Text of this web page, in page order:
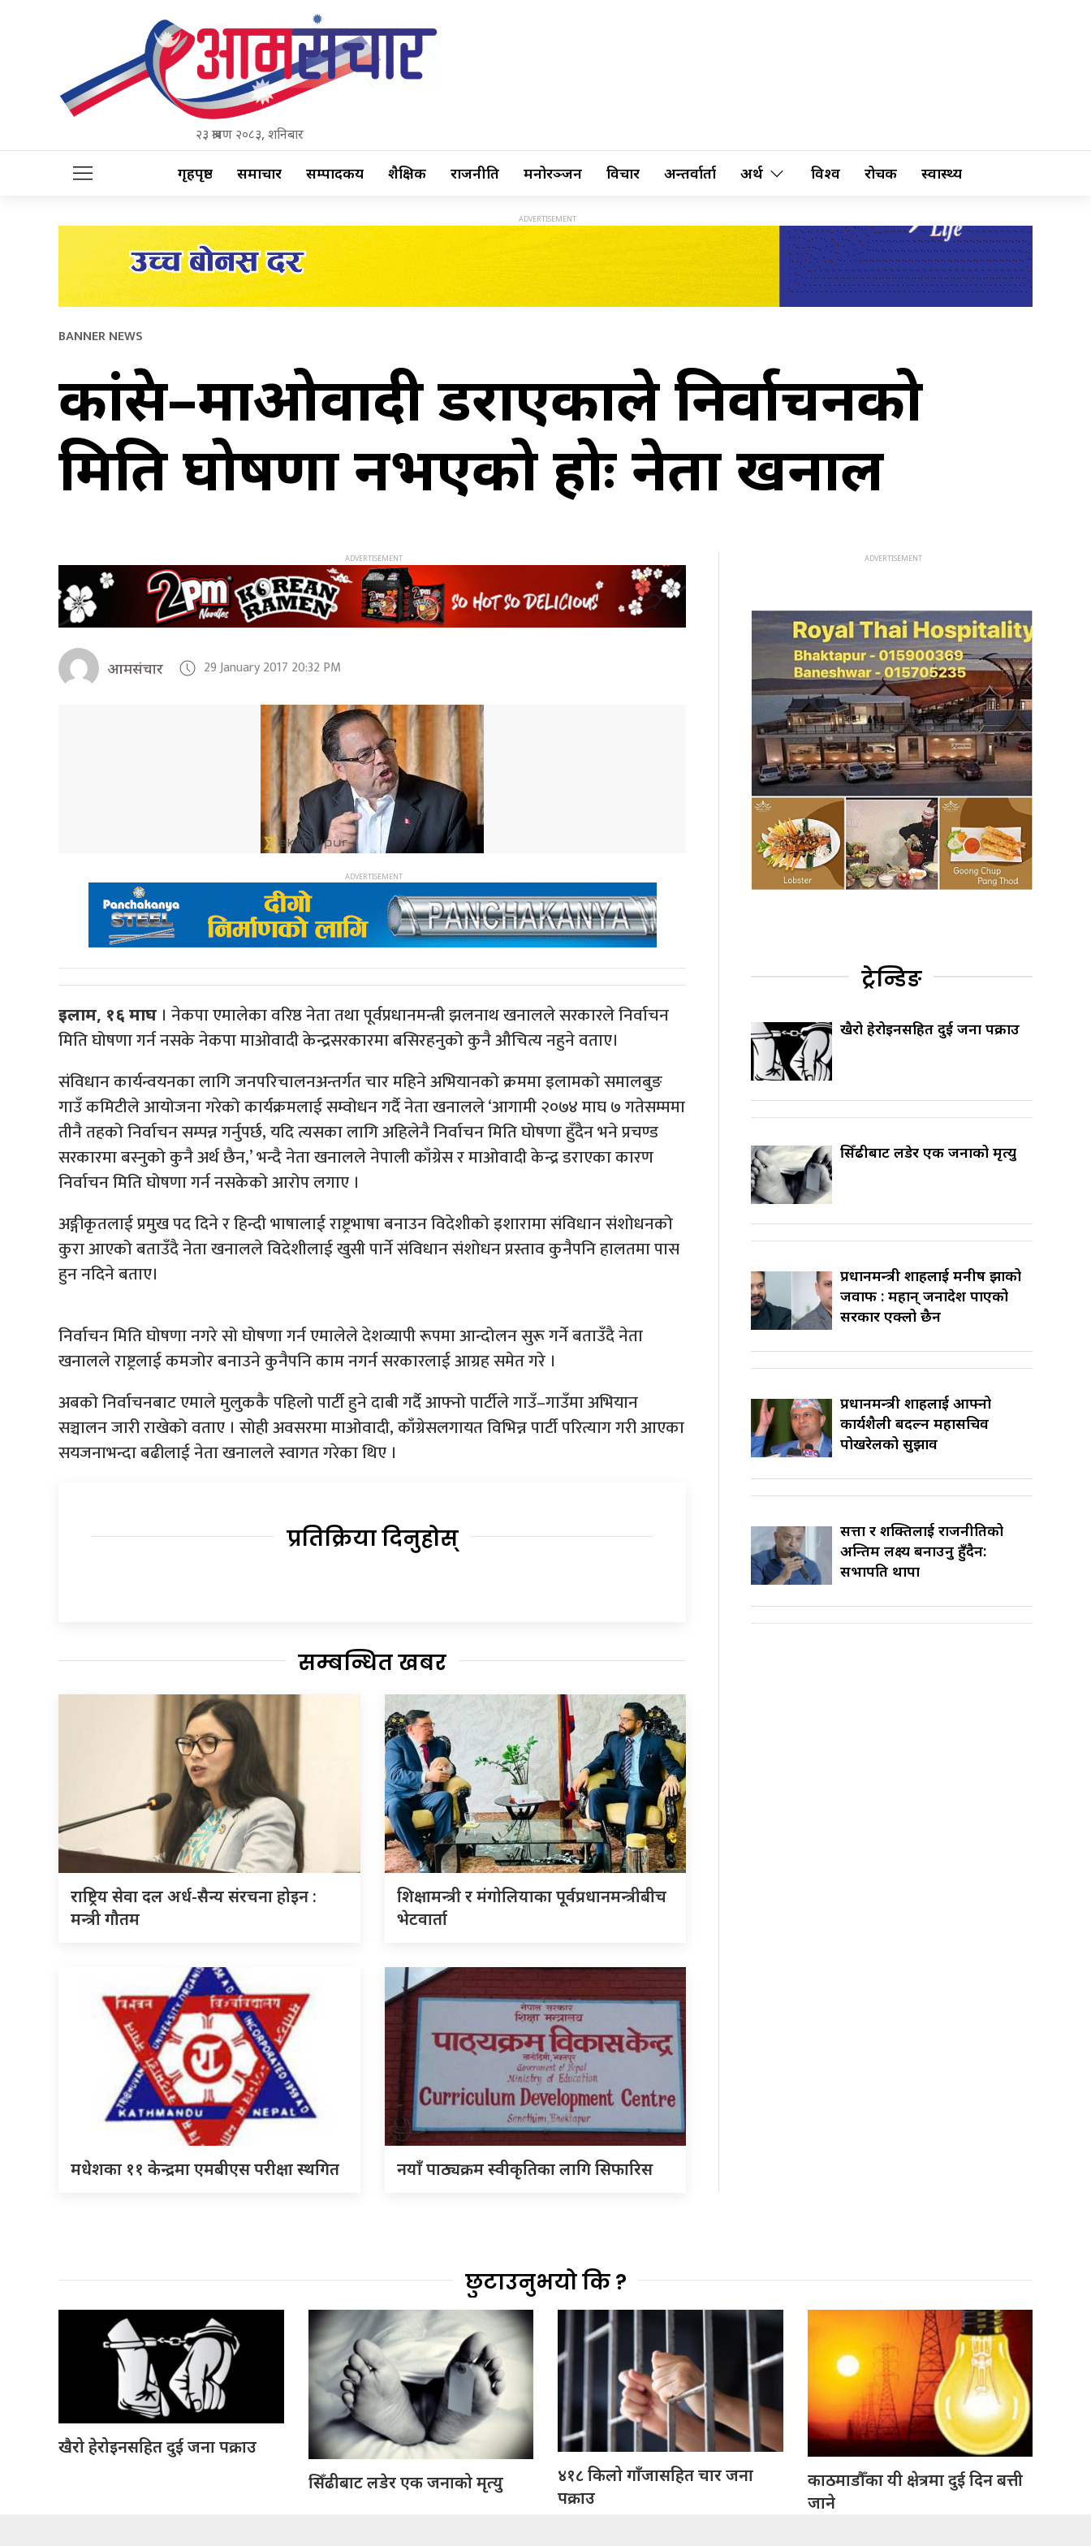
२३ श्रावण २०८३, शनिबार
गृहपृष्ठ समाचार सम्पादकीय शैक्षिक राजनीति मनोरञ्जन विचार अन्तर्वार्ता अर्थ विश्व रोचक स्वास्थ्य
BANNER NEWS
कांग्रेस–माओवादी डराएकाले निर्वाचनको
मिति घोषणा नभएको होः नेता खनाल
आमसंचार 29 January 2017 20:32 PM
इलाम, १६ माघ । नेकपा एमालेका वरिष्ठ नेता तथा पूर्वप्रधानमन्त्री झलनाथ खनालले सरकारले निर्वाचन
मिति घोषणा गर्न नसके नेकपा माओवादी केन्द्रसरकारमा बसिरहनुको कुनै औचित्य नहुने वताए।
संविधान कार्यन्वयनका लागि जनपरिचालनअन्तर्गत चार महिने अभियानको क्रममा इलामको समालबुङ
गाउँ कमिटीले आयोजना गरेको कार्यक्रमलाई सम्वोधन गर्दै नेता खनालले ‘आगामी २०७४ माघ ७ गतेसम्ममा
तीनै तहको निर्वाचन सम्पन्न गर्नुपर्छ, यदि त्यसका लागि अहिलेनै निर्वाचन मिति घोषणा हुँदैन भने प्रचण्ड
सरकारमा बस्नुको कुनै अर्थ छैन,’ भन्दै नेता खनालले नेपाली काँग्रेस र माओवादी केन्द्र डराएका कारण
निर्वाचन मिति घोषणा गर्न नसकेको आरोप लगाए ।
अङ्गीकृतलाई प्रमुख पद दिने र हिन्दी भाषालाई राष्ट्रभाषा बनाउन विदेशीको इशारामा संविधान संशोधनको
कुरा आएको बताउँदै नेता खनालले विदेशीलाई खुसी पार्ने संविधान संशोधन प्रस्ताव कुनैपनि हालतमा पास
हुन नदिने बताए।
निर्वाचन मिति घोषणा नगरे सो घोषणा गर्न एमालेले देशव्यापी रूपमा आन्दोलन सुरू गर्ने बताउँदै नेता
खनालले राष्ट्रलाई कमजोर बनाउने कुनैपनि काम नगर्न सरकारलाई आग्रह समेत गरे ।
अबको निर्वाचनबाट एमाले मुलुककै पहिलो पार्टी हुने दाबी गर्दै आफ्नो पार्टीले गाउँ–गाउँमा अभियान
सञ्चालन जारी राखेको वताए । सोही अवसरमा माओवादी, काँग्रेसलगायत विभिन्न पार्टी परित्याग गरी आएका
सयजनाभन्दा बढीलाई नेता खनालले स्वागत गरेका थिए ।
प्रतिक्रिया दिनुहोस्
सम्बन्धित खबर
राष्ट्रिय सेवा दल अर्ध-सैन्य संरचना होइन :
मन्त्री गौतम
शिक्षामन्त्री र मंगोलियाका पूर्वप्रधानमन्त्रीबीच
भेटवार्ता
मधेशका ११ केन्द्रमा एमबीएस परीक्षा स्थगित नयाँ पाठ्यक्रम स्वीकृतिका लागि सिफारिस
ट्रेन्डिङ
खैरो हेरोइनसहित दुई जना पक्राउ
सिँढीबाट लडेर एक जनाको मृत्यु
प्रधानमन्त्री शाहलाई मनीष झाको
जवाफ : महान् जनादेश पाएको
सरकार एक्लो छैन
प्रधानमन्त्री शाहलाई आफ्नो
कार्यशैली बदल्न महासचिव
पोखरेलको सुझाव
सत्ता र शक्तिलाई राजनीतिको
अन्तिम लक्ष्य बनाउनु हुँदैन:
सभापति थापा
छुटाउनुभयो कि ?
खैरो हेरोइनसहित दुई जना पक्राउ
सिँढीबाट लडेर एक जनाको मृत्यु
४१८ किलो गाँजासहित चार जना
पक्राउ
काठमाडौँका यी क्षेत्रमा दुई दिन बत्ती
जाने